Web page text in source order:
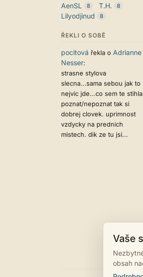
AenSL 8 T.H. 8
Lilyodjinud 8
ŘEKLI O SOBĚ
pocitová řekla o Adrianne
Nesser:
strasne stylova
slecna...sama sebou jak to
nejvic jde...co sem te stihla
poznat/nepoznat tak si
dobrej clovek. uprimnost
vzdycky na prednich
mistech. dik ze tu jsi...
Vaše
obsah